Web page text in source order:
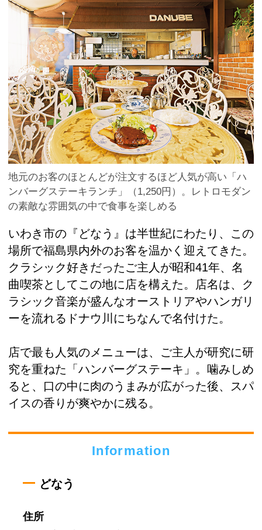
地元のお客のほとんどが注文するほど人気が高い「ハ
ンバーグステーキランチ」（1,250円）。レトロモダン
の素敵な雰囲気の中で食事を楽しめる
いわき市の『どなう』は半世紀にわたり、この
場所で福島県内外のお客を温かく迎えてきた。
クラシック好きだったご主人が昭和41年、名
曲喫茶としてこの地に店を構えた。店名は、ク
ラシック音楽が盛んなオーストリアやハンガリ
ーを流れるドナウ川にちなんで名付けた。
店で最も人気のメニューは、ご主人が研究に研
究を重ねた「ハンバーグステーキ」。噛みしめ
ると、口の中に肉のうまみが広がった後、スパ
イスの香りが爽やかに残る。
Information
どなう
住所